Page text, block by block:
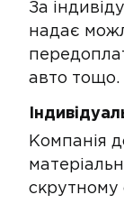
За
надає
авто тощо.
Компанія
скрутному